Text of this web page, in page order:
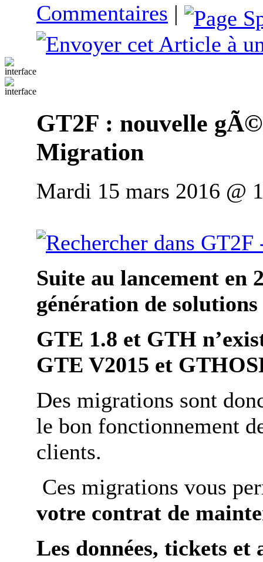
Commentaires |
GT2F : nouvelle
Migration
Mardi 15 mars 2016
Suite au lancement en
génération de
GTE 1.8 et GTH
GTE V2015 et
Des migrations sont
le bon fonctionnement
clients.
Ces migrations vous
votre contrat de
Les données, tickets